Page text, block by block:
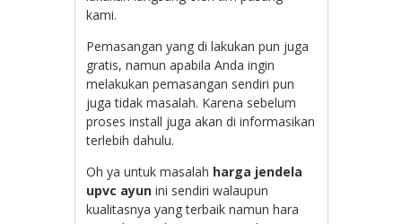
kami.
Pemasangan yang di lakukan pun juga
gratis, namun apabila Anda ingin
melakukan pemasangan sendiri pun
juga tidak masalah. Karena sebelum
proses install juga akan di informasikan
terlebih dahulu.
Oh ya untuk masalah harga jendela
upvc ayun ini sendiri walaupun
kualitasnya yang terbaik namun hara